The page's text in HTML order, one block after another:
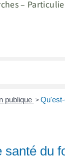
–
publique >
du